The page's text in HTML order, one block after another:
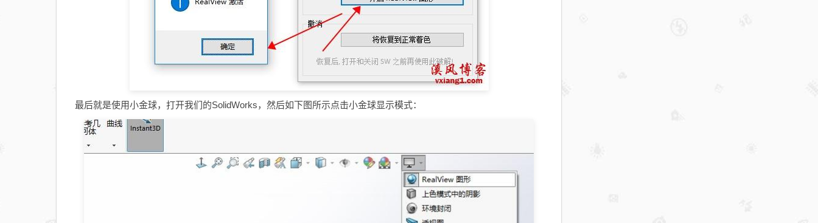
最后就是使用小金球，打开我们的SolidWorks，然后如下图所示点击小金球显示模式：